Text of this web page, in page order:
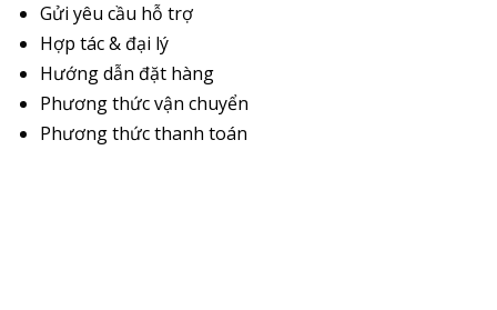
Gửi yêu cầu hỗ trợ
Hợp tác & đại lý
Hướng dẫn đặt hàng
Phương thức vận chuyển
Phương thức thanh toán